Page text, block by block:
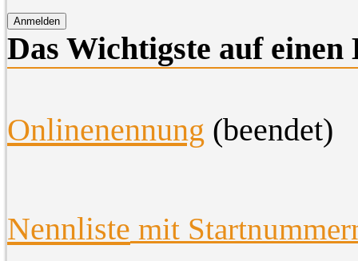
Das Wichtigste auf einen
Onlinenennung (beendet)
Nennliste mit